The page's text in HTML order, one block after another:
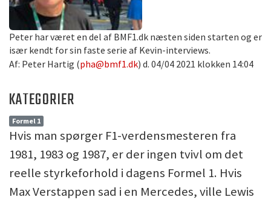
Peter har været en del af BMF1.dk næsten siden starten og er
især kendt for sin faste serie af Kevin-interviews.
Af: Peter Hartig (pha@bmf1.dk) d. 04/04 2021 klokken 14:04
KATEGORIER
Formel 1
Hvis man spørger F1-verdensmesteren fra
1981, 1983 og 1987, er der ingen tvivl om det
reelle styrkeforhold i dagens Formel 1. Hvis
Max Verstappen sad i en Mercedes, ville Lewis